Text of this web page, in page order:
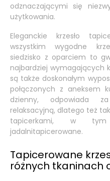
odznaczającymi się
użytkowania.
Eleganckie krzesło
wszystkim wygodne
siedzisko z oparciem to
najbardziej wymagających
są także doskonałym
połączonych z aneksem
dzienny, odpowiada
relaksacyjną, dlatego też
tapicerkami, w
jadalnitapicerowane.
Tapicerowane
różnych tkaninach